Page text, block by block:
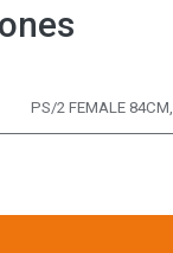
PS/2 FEMALE 84CM,